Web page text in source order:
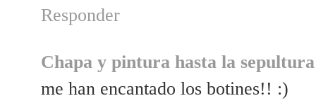
Responder
Chapa y pintura hasta la sepultura
me han encantado los botines!! :)